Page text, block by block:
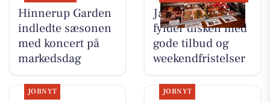
Hinnerup Garden
indledte sæsonen
med koncert på
markedsdag
Jaataak Slagteren
fylder disken med
gode tilbud og
weekendfristelser
JOBNYT JOBNYT